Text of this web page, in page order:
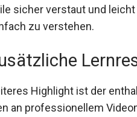
sicher verstaut und
zu verstehen.
Highlight ist der
an professionellem